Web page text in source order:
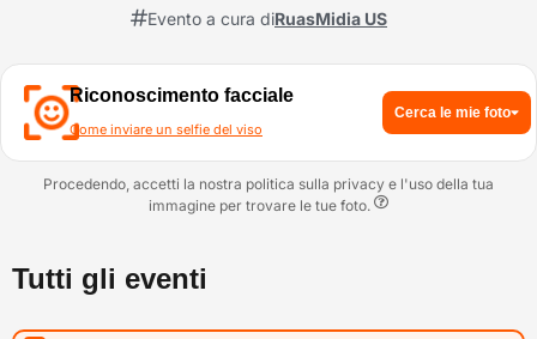
Evento a cura diRuasMidia US
Riconoscimento facciale
Come inviare un selfie del viso
Cerca le mie foto
Procedendo, accetti la nostra politica sulla privacy e l'uso della tua
immagine per trovare le tue foto.
Tutti gli eventi